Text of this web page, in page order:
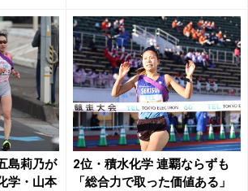
島莉乃が
学・山本
2位・積水化学 連覇ならずも
「総合力で取った価値ある」